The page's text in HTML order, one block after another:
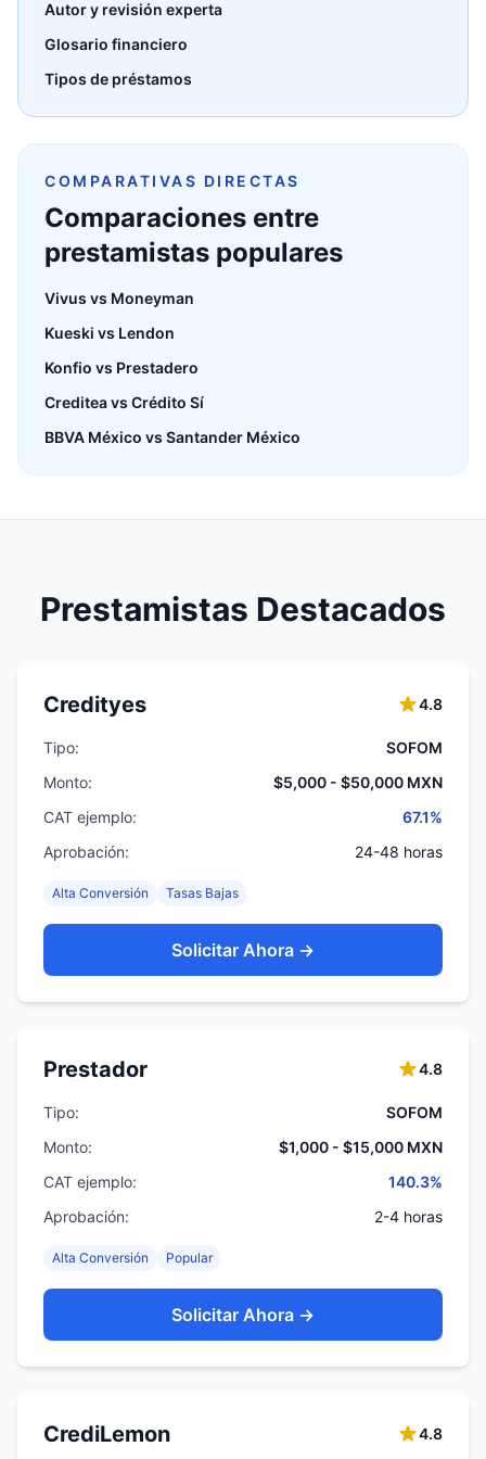
Autor y revisión experta
Glosario financiero
Tipos de préstamos
COMPARATIVAS DIRECTAS
Comparaciones entre
prestamistas populares
Vivus vs Moneyman
Kueski vs Lendon
Konfio vs Prestadero
Creditea vs Crédito Sí
BBVA México vs Santander México
Prestamistas Destacados
Credityes 4.8
Tipo:
SOFOM
Monto:
$5,000 - $50,000 MXN
CAT ejemplo:
67.1%
Aprobación:
24-48 horas
Alta Conversión Tasas Bajas
Solicitar Ahora →
Prestador 4.8
Tipo:
SOFOM
Monto:
$1,000 - $15,000 MXN
CAT ejemplo:
140.3%
Aprobación:
2-4 horas
Alta Conversión Popular
Solicitar Ahora →
CrediLemon 4.8